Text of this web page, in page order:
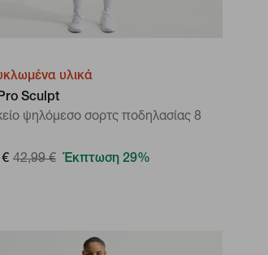
υλικά
Sculpt
ψηλόμεσο σορτς ποδηλασίας 8
42,99 € Έκπτωση 29%